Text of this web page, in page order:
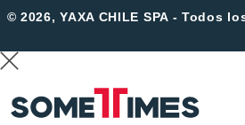
© 2026, YAXA CHILE SPA - Todos